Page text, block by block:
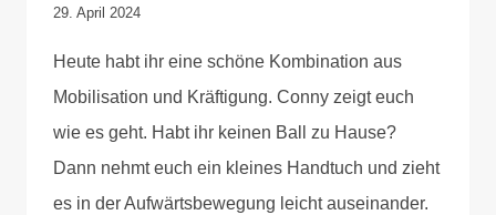
Von
Krause
29. April 2024
Heute habt ihr eine schöne Kombination aus
Mobilisation und Kräftigung. Conny zeigt euch
wie es geht. Habt ihr keinen Ball zu Hause?
Dann nehmt euch ein kleines Handtuch und zieht
es in der Aufwärtsbewegung leicht auseinander.